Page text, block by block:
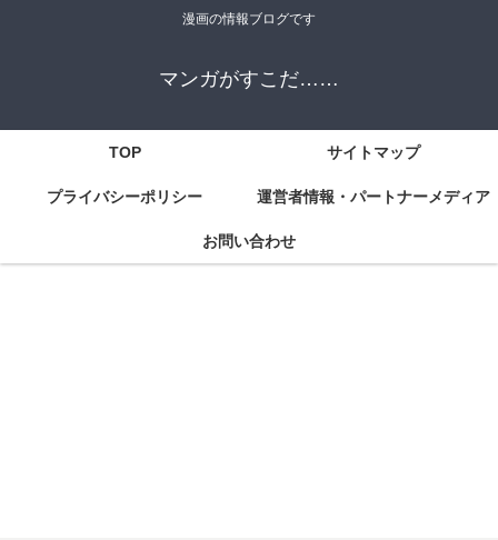
漫画の情報ブログです
マンガがすこだ……
TOP サイトマップ
プライバシーポリシー 運営者情報・パートナーメディア
お問い合わせ